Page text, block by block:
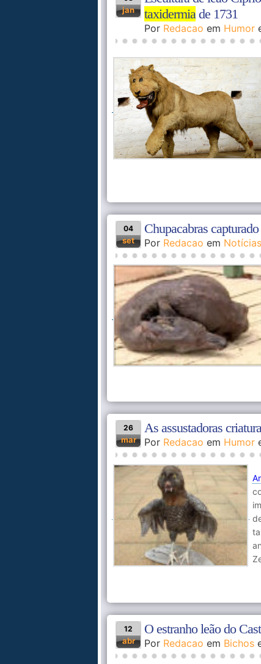
jan
taxidermiade 1731
Por Redacao em Humor
04
set
Chupacabras
Por Redacao em Notícias
26
mar
As assustadoras
Por Redacao em Humor
12
abr
O estranho leão do
Por Redacao em Bichos